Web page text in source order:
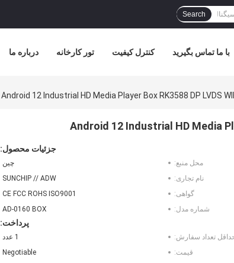
Search
درباره ما تور کارخانه کنترل کیفیت با ما تماس بگیرید
Android 12 Industrial HD Media Player Box RK3588 DP LVDS
Android 12 Industrial HD Media
جزئیات محصول:
محل منبع:
چین
نام تجاری:
SUNCHIP // ADW
گواهی:
CE FCC ROHS ISO9001
شماره مدل:
AD-0160 BOX
پرداخت:
تعداد سفارش:
1 عدد
قیمت:
Negotiable